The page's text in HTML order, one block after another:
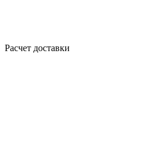
Расчет доставки